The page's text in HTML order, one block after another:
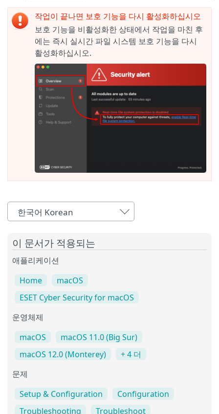
작업이 끝나면 보호 기능을 다시 활성화하십시오
보호 기능을 비활성화한 상태에서 작업을 마친 후
에는 즉시 실시간 파일 시스템 보호 기능을 다시
활성화하십시오.
한국어 Korean
이 문서가 적용되는
애플리케이션
Home
macOS
ESET Cyber Security for macOS
운영체제
macOS
macOS 11.0 (Big Sur)
macOS 12.0 (Monterey)
+ 4 더
문제
Setup & Configuration
Configuration
Troubleshooting
Troubleshoot